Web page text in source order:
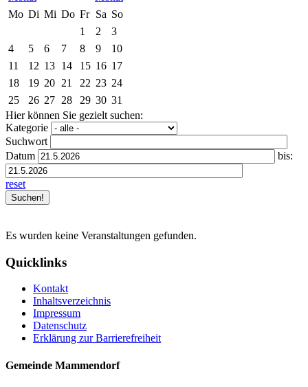
Mo Di Mi Do Fr Sa So
1
2
3
4
5 6 7 8 9
10
11
12 13 14 15 16 17
18
19 20 21 22 23 24
25
26 27 28 29 30 31
Hier können Sie gezielt suchen:
Kategorie
Suchwort
Datum
bis:
reset
Es wurden keine Veranstaltungen gefunden.
Quicklinks
Kontakt
Inhaltsverzeichnis
Impressum
Datenschutz
Erklärung zur Barrierefreiheit
Gemeinde Mammendorf